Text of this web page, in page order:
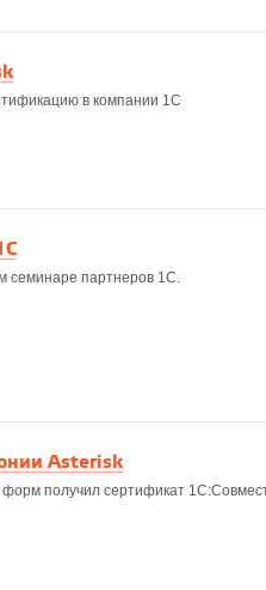
в компании 1С
семинаре партнеров 1С.
Asterisk
получил сертификат